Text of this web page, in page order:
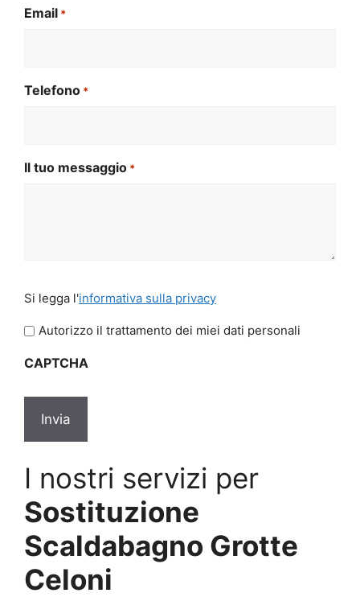
Email *
Telefono *
Il tuo messaggio *
legga
l'informativa
privacy
Si legga l'informativa sulla privacy
Autorizzo il trattamento dei miei dati personali
CAPTCHA
I nostri servizi per
Sostituzione
Scaldabagno Grotte
Celoni